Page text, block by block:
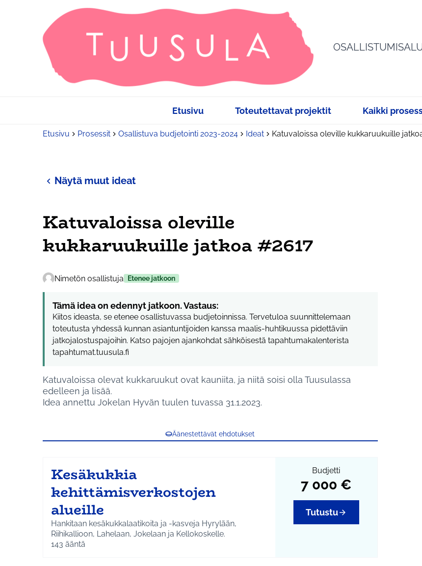
Etusivu Toteutettavat projektit Kaikki
Etusivu Prosessit Osallistuva budjetointi 2023-2024 Ideat Katuvaloissa oleville kukkaruukuille
Näytä muut ideat
Katuvaloissa oleville
kukkaruukuille jatkoa #2617
Nimetön osallistuja Etenee jatkoon
Tämä idea on edennyt jatkoon. Vastaus:
Kiitos ideasta, se etenee osallistuvassa budjetoinnissa. Tervetuloa suunnittelemaan
toteutusta yhdessä kunnan asiantuntijoiden kanssa maalis-huhtikuussa pidettäviin
jatkojalostuspajoihin. Katso pajojen ajankohdat sähköisestä tapahtumakalenterista
tapahtumat.tuusula.fi
Katuvaloissa olevat kukkaruukut ovat kauniita, ja niitä soisi olla Tuusulassa
edelleen ja lisää.
Idea annettu Jokelan Hyvän tuulen tuvassa 31.1.2023.
Äänestettävät ehdotukset
Kesäkukkia
kehittämisverkostojen
alueille
Hankitaan kesäkukkalaatikoita ja -kasveja Hyrylään,
Riihikallioon, Lahelaan, Jokelaan ja Kellokoskelle.
143 ääntä
Budjetti
7 000 €
Tutustu